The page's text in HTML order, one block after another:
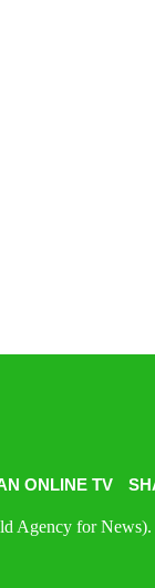
ONLINE TV
for News).